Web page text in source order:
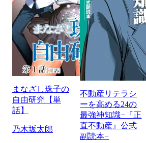
まなざし珠子の
自由研究【単
話】
乃木坂太郎
不動産リテラシ
ーを高める24の
最強神知識−『正
直不動産』公式
副読本−